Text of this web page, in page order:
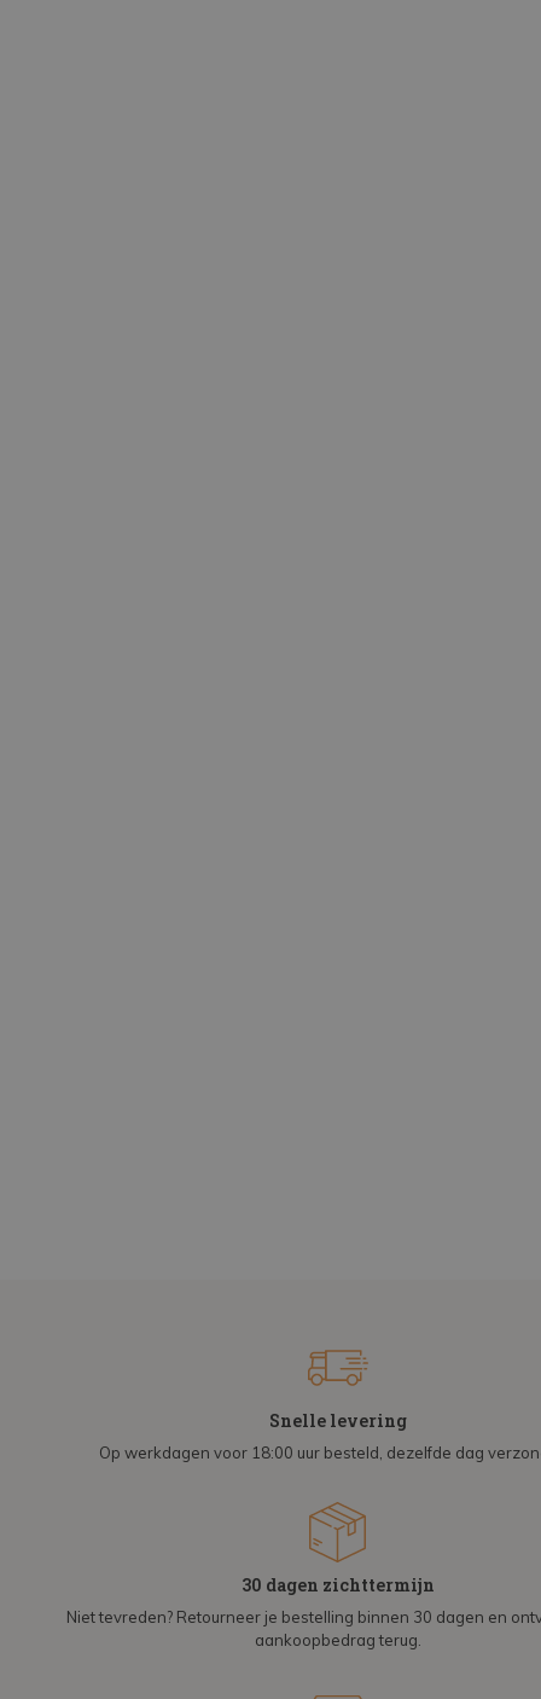
Snelle levering
Op werkdagen voor 18:00 uur besteld, dezelfde dag
30 dagen zichttermijn
Niet tevreden? Retourneer je bestelling binnen 30 dagen en
aankoopbedrag terug.